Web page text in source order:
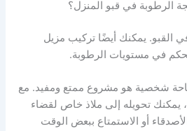
الرطوبة في قبو المنزل؟
القبو. يمكنك أيضًا تركيب مزيل
في مستويات الرطوبة.
شخصية هو مشروع ممتع ومفيد. مع
يمكنك تحويله إلى ملاذ خاص لقضاء
أو الاستمتاع ببعض الوقت